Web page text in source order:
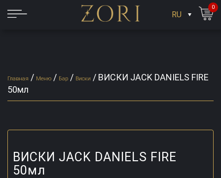
RU
0
Главная / Меню / Бар / Виски / ВИСКИ JACK DANIELS FIRE
50мл
ВИСКИ JACK DANIELS FIRE
50мл